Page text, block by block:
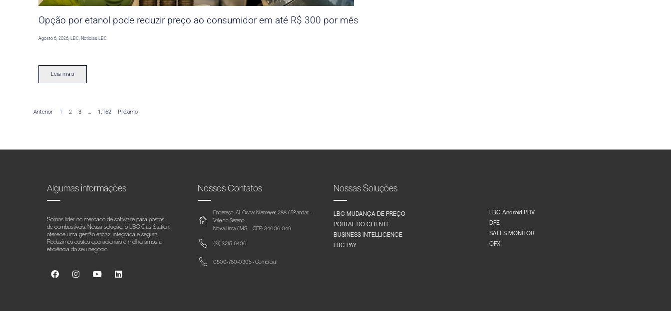
Opção por etanol pode reduzir preço ao consumidor em até R$ 300 por mês
Agosto 6, 2026 ,LBC Noticias LBC
Leia mais
Anterior 1 2 3 … 1.162 Próximo
Algumas informações
Somos líder no mercado de software para postos
de combustíveis. Nossa solução, o LBC Gas Station,
oferece uma gestão eficaz, integrada e segura.
Reduzimos custos operacionais e melhoramos a
eficiência do seu negócio.
Nossos Contatos
Endereço: Al. Oscar Niemeyer, 288 / 5º andar –
Vale do Sereno
Nova Lima / MG – CEP: 34006-049
(31) 3215-6400
0800-760-0305 - Comercial
Nossas Soluções
LBC MUDANÇA DE PREÇO
PORTAL DO CLIENTE
BUSINESS INTELLIGENCE
LBC PAY
LBC Android PDV
DFE
SALES MONITOR
OFX